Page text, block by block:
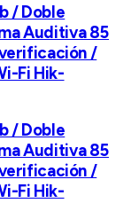
/ Doble
Auditiva 85
/
Fi Hik-
/ Doble
Auditiva 85
/
Fi Hik-